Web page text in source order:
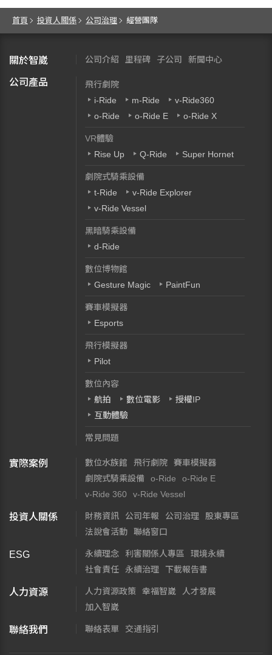
首頁 投資人關係 公司治理 經營團隊
關於智崴 公司介紹 里程碑 子公司 新聞中心
公司產品
飛行劇院
i-Ride
m-Ride
v-Ride360
o-Ride
o-Ride E o-Ride X
VR體驗
Rise Up
Q-Ride Super Hornet
劇院式騎乘設備
t-Ride
v-Ride Explorer
v-Ride Vessel
黑暗騎乘設備
d-Ride
數位博物館
Gesture Magic
PaintFun
賽車模擬器
Esports
飛行模擬器
Pilot
數位內容
航拍
數位電影
授權IP
互動體驗
常見問題
實際案例 數位水族館 飛行劇院
賽車模擬器
劇院式騎乘設備
o-Ride
o-Ride E
v-Ride 360
v-Ride Vessel
投資人關係 財務資訊 公司年報 公司治理
股東專區
法說會活動
聯絡窗口
ESG 永續理念 利害關係人專區
環境永續
社會責任
永續治理 下載報告書
人力資源 人力資源政策 幸福智崴
人才發展
加入智崴
聯絡我們 聯絡表單 交通指引